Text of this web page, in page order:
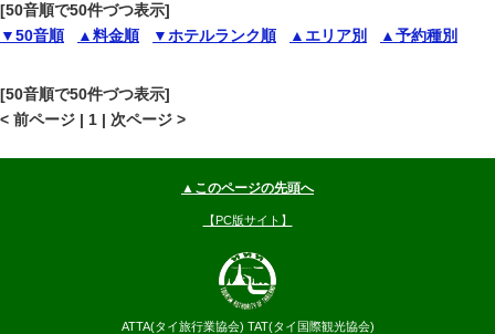
[50音順で50件づつ表示]
▼50音順
▲料金順 ▼ホテルランク順 ▲エリア別 ▲予約種別
[50音順で50件づつ表示]
< 前ページ | 1 | 次ページ >
▲このページの先頭へ
【PC版サイト】
ATTA(タイ旅行業協会) TAT(タイ国際観光協会)